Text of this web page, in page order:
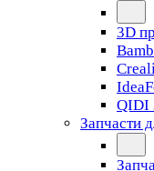
3D
QIDI
Запчасти